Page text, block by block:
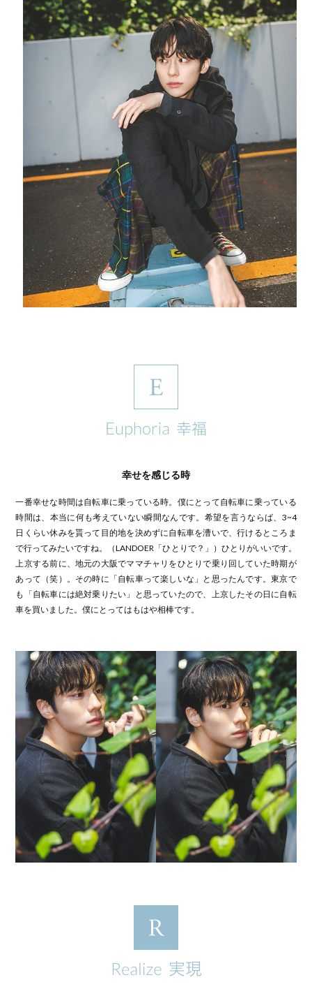
幸せを感じる時
一番幸せな時間は自転車に乗っている時。僕にとって自転車に乗っている
時間は、本当に何も考えていない瞬間なんです。希望を言うならば、3~4
日くらい休みを貰って目的地を決めずに自転車を漕いで、行けるところま
で行ってみたいですね。（LANDOER「ひとりで？」）ひとりがいいです。
上京する前に、地元の大阪でママチャリをひとりで乗り回していた時期が
あって（笑）。その時に「自転車って楽しいな」と思ったんです。東京で
も「自転車には絶対乗りたい」と思っていたので、上京したその日に自転
車を買いました。僕にとってはもはや相棒です。